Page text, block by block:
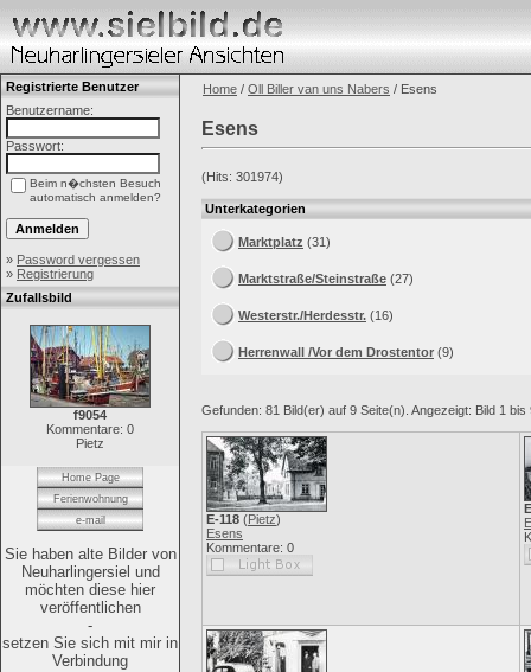
Registrierte Benutzer
Benutzername:
Passwort:
Beim n�chsten Besuch
automatisch anmelden?
» Password vergessen
» Registrierung
Zufallsbild
f9054
Kommentare: 0
Pietz
Home Page
Ferienwohnung
e-mail
Sie haben alte Bilder von
Neuharlingersiel und
möchten diese hier
veröffentlichen
-
setzen Sie sich mit mir in
Verbindung
Home / Oll Biller van uns Nabers / Esens
Esens
(Hits: 301974)
Unterkategorien
Marktplatz (31)
Marktstraße/Steinstraße (27)
Westerstr./Herdesstr. (16)
Herrenwall /Vor dem Drostentor (9)
Gefunden: 81 Bild(er) auf 9 Seite(n). Angezeigt: Bild 1 bis
E-118 (Pietz)
Esens
Kommentare: 0